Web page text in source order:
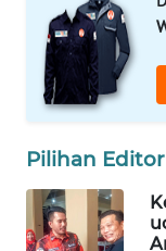
Pilihan Editor
LAPAK
WAHANA
Wahana
KONSUMEN
LISTRIK